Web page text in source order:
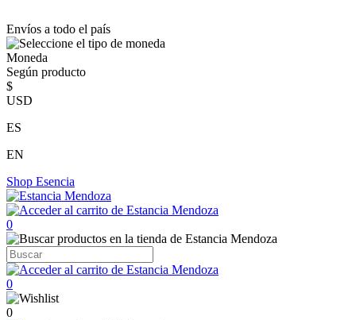
Envíos a todo el país
Moneda
Según producto
$
USD
ES
EN
Shop Esencia
0
0
0